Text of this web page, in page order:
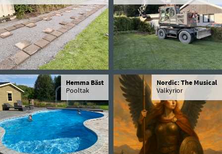
Hemma Bäst
Pooltak
Nordic: The Musical
Valkyrior